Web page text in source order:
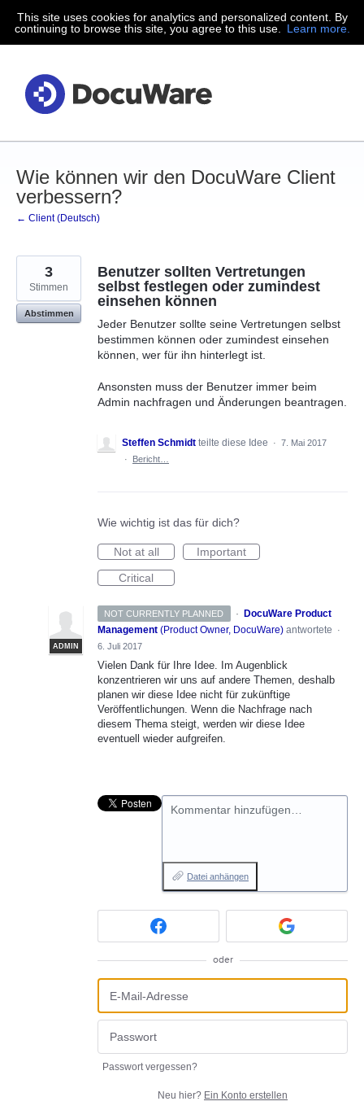
Zum
Inhalt
This site uses cookies for analytics and personalized content. By
continuing to browse this site, you agree to this use.
Learn more.
Wie können wir den DocuWare Client
verbessern?
← Client (Deutsch)
Benutzer sollten Vertretungen
selbst festlegen oder zumindest
einsehen können
Jeder Benutzer sollte seine Vertretungen selbst
bestimmen können oder zumindest einsehen
können, wer für ihn hinterlegt ist.
Ansonsten muss der Benutzer immer beim
Admin nachfragen und Änderungen beantragen.
3
Stimmen
Abstimmen
Steffen Schmidt teilte diese Idee · 7. Mai 2017
·
Bericht…
Wie wichtig ist das für dich?
Not at all
Important
Critical
NOT CURRENTLY PLANNED ·
ADMIN
DocuWare Product
Management (Product Owner, DocuWare) antwortete
·
6. Juli 2017
Vielen Dank für Ihre Idee. Im Augenblick
konzentrieren wir uns auf andere Themen, deshalb
planen wir diese Idee nicht für zukünftige
Veröffentlichungen. Wenn die Nachfrage nach
diesem Thema steigt, werden wir diese Idee
eventuell wieder aufgreifen.
Kommentar hinzufügen…
Datei anhängen
oder
Passwort vergessen?
Neu hier? Ein Konto erstellen